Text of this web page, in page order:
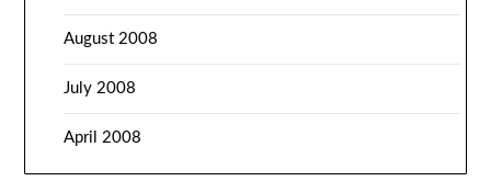
August 2008
July 2008
April 2008